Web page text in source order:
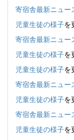
寄宿舎最新ニュー
児童生徒の様子を
寄宿舎最新ニュー
児童生徒の様子を
児童生徒の様子を
寄宿舎最新ニュー
児童生徒の様子を
寄宿舎最新ニュー
児童生徒の様子を